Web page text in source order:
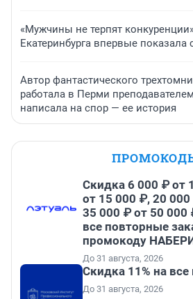
«Мужчины не терпят
Екатеринбурга впервые показала
Автор фантастического
работала в Перми
написала на спор — ее история
Скидка 6 000 ₽ от
от 15 000 ₽, 20
35 000 ₽ от 50 000
все повторные
промокоду
До 31 августа, 2026
Скидка 11% на
До 31 августа, 2026